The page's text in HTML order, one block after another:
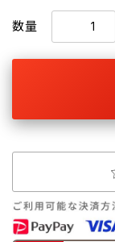
数量